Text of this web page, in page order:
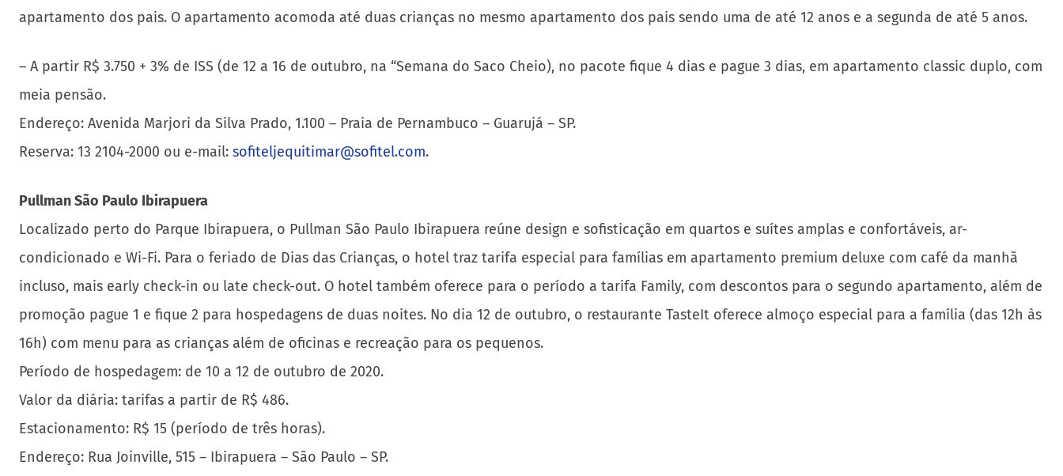
apartamento dos pais. O apartamento acomoda até duas crianças no mesmo apartamento dos pais sendo uma de até 12 anos e a segunda de até 5 anos.
– A partir R$ 3.750 + 3% de ISS (de 12 a 16 de outubro, na “Semana do Saco Cheio), no pacote fique 4 dias e pague 3 dias, em apartamento classic duplo, com
meia pensão.
Endereço: Avenida Marjori da Silva Prado, 1.100 – Praia de Pernambuco – Guarujá – SP.
Reserva: 13 2104-2000 ou e-mail: sofiteljequitimar@sofitel.com.
Pullman São Paulo Ibirapuera
Localizado perto do Parque Ibirapuera, o Pullman São Paulo Ibirapuera reúne design e sofisticação em quartos e suítes amplas e confortáveis, ar-
condicionado e Wi-Fi. Para o feriado de Dias das Crianças, o hotel traz tarifa especial para famílias em apartamento premium deluxe com café da manhã
incluso, mais early check-in ou late check-out. O hotel também oferece para o período a tarifa Family, com descontos para o segundo apartamento, além de
promoção pague 1 e fique 2 para hospedagens de duas noites. No dia 12 de outubro, o restaurante TasteIt oferece almoço especial para a família (das 12h às
16h) com menu para as crianças além de oficinas e recreação para os pequenos.
Período de hospedagem: de 10 a 12 de outubro de 2020.
Valor da diária: tarifas a partir de R$ 486.
Estacionamento: R$ 15 (período de três horas).
Endereço: Rua Joinville, 515 – Ibirapuera – São Paulo – SP.